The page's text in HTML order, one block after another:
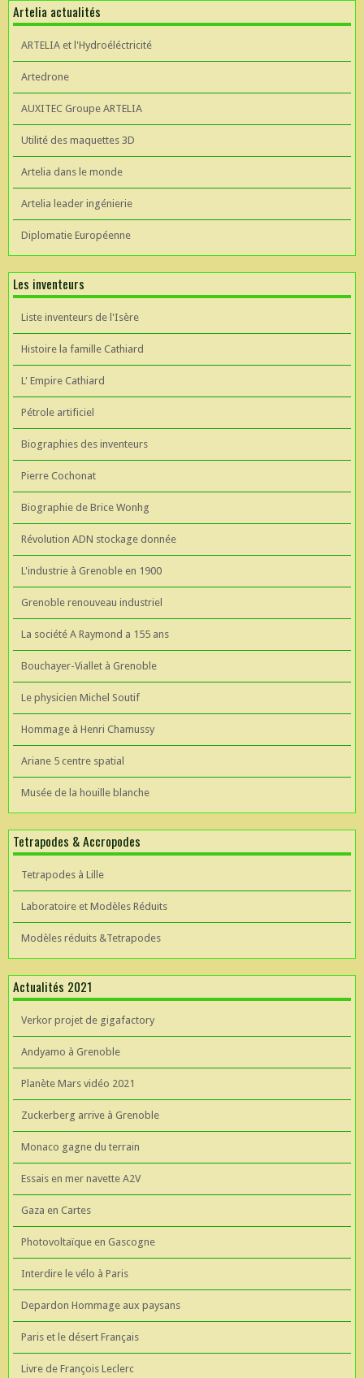
Artelia actualités
ARTELIA et l'Hydroéléctricité
Artedrone
AUXITEC Groupe ARTELIA
Utilité des maquettes 3D
Artelia dans le monde
Artelia leader ingénierie
Diplomatie Européenne
Les inventeurs
Liste inventeurs de l'Isère
Histoire la famille Cathiard
L' Empire Cathiard
Pétrole artificiel
Biographies des inventeurs
Pierre Cochonat
Biographie de Brice Wonhg
Révolution ADN stockage donnée
L'industrie à Grenoble en 1900
Grenoble renouveau industriel
La société A Raymond a 155 ans
Bouchayer-Viallet à Grenoble
Le physicien Michel Soutif
Hommage à Henri Chamussy
Ariane 5 centre spatial
Musée de la houille blanche
Tetrapodes & Accropodes
Tetrapodes à Lille
Laboratoire et Modèles Réduits
Modèles réduits &Tetrapodes
Actualités 2021
Verkor projet de gigafactory
Andyamo à Grenoble
Planète Mars vidéo 2021
Zuckerberg arrive à Grenoble
Monaco gagne du terrain
Essais en mer navette A2V
Gaza en Cartes
Photovoltaïque en Gascogne
Interdire le vélo à Paris
Depardon Hommage aux paysans
Paris et le désert Français
Livre de François Leclerc